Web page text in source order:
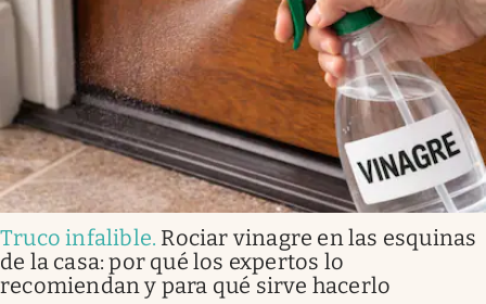
Truco infalible. Rociar vinagre en las esquinas
de la casa: por qué los expertos lo
recomiendan y para qué sirve hacerlo